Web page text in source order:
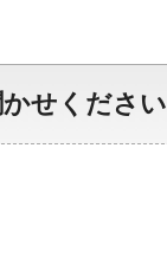
せください